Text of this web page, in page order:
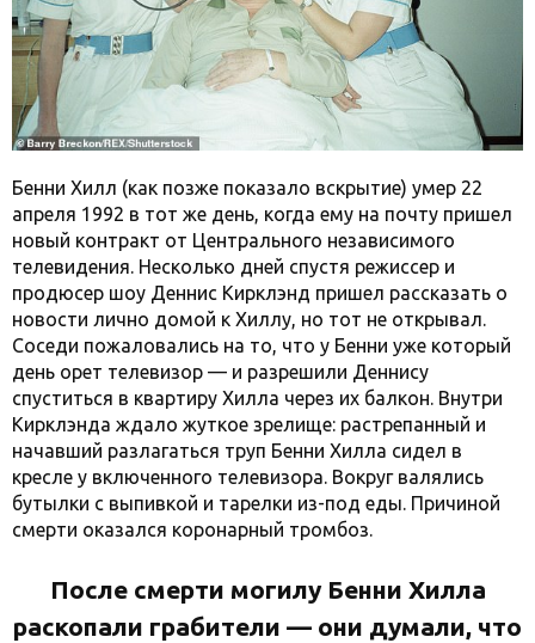
Бенни Хилл (как позже показало вскрытие) умер 22
апреля 1992 в тот же день, когда ему на почту пришел
новый контракт от Центрального независимого
телевидения. Несколько дней спустя режиссер и
продюсер шоу Деннис Кирклэнд пришел рассказать о
новости лично домой к Хиллу, но тот не открывал.
Соседи пожаловались на то, что у Бенни уже который
день орет телевизор — и разрешили Деннису
спуститься в квартиру Хилла через их балкон. Внутри
Кирклэнда ждало жуткое зрелище: растрепанный и
начавший разлагаться труп Бенни Хилла сидел в
кресле у включенного телевизора. Вокруг валялись
бутылки с выпивкой и тарелки из-под еды. Причиной
смерти оказался коронарный тромбоз.
После смерти могилу Бенни Хилла
раскопали грабители — они думали, что